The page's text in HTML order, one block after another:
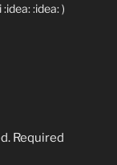
:idea: )
Required